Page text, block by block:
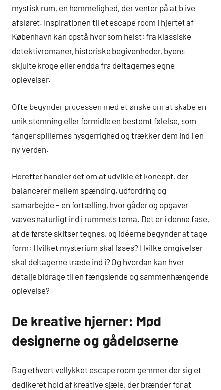
mystisk rum, en hemmelighed, der venter på at blive
afsløret. Inspirationen til et escape room i hjertet af
København kan opstå hvor som helst: fra klassiske
detektivromaner, historiske begivenheder, byens
skjulte kroge eller endda fra deltagernes egne
oplevelser.
Ofte begynder processen med et ønske om at skabe en
unik stemning eller formidle en bestemt følelse, som
fanger spillernes nysgerrighed og trækker dem ind i en
ny verden.
Herefter handler det om at udvikle et koncept, der
balancerer mellem spænding, udfordring og
samarbejde – en fortælling, hvor gåder og opgaver
væves naturligt ind i rummets tema. Det er i denne fase,
at de første skitser tegnes, og idéerne begynder at tage
form: Hvilket mysterium skal løses? Hvilke omgivelser
skal deltagerne træde ind i? Og hvordan kan hver
detalje bidrage til en fængslende og sammenhængende
oplevelse?
De kreative hjerner: Mød
designerne og gådeløserne
Bag ethvert vellykket escape room gemmer der sig et
dedikeret hold af kreative sjæle, der brænder for at